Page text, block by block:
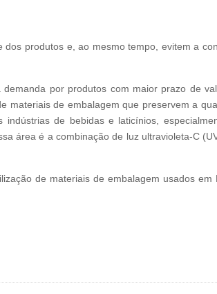
produtos e, ao mesmo tempo, evitem a
por produtos com maior prazo de
materiais de embalagem que preservem a
de bebidas e laticínios,
área é a combinação de luz ultravioleta-C
de materiais de embalagem usados